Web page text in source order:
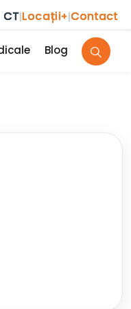
CT|Locații+|Contact
Blog